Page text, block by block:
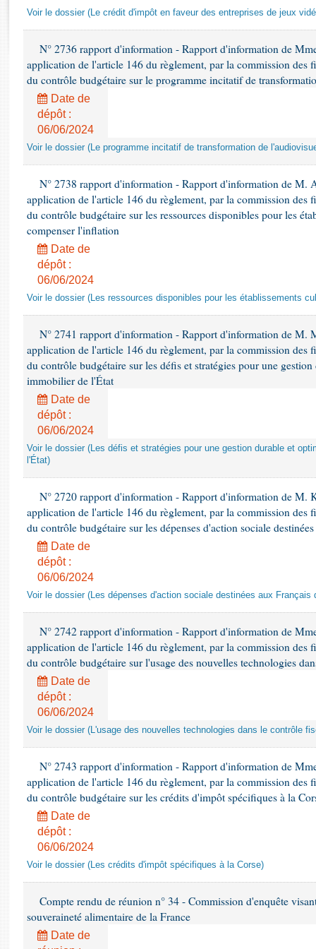
Rapports législatifs
Baromètre de l’application des lois
Dossiers législatifs
Budget et sécurité sociale
Questions écrites et orales
Comptes rendus des débats
Voir le dossier (Le crédit d'impôt en faveur des entreprises de jeux
N° 2736 rapport d'information - Rapport d'information de
application de l'article 146 du règlement, par la commission des
du contrôle budgétaire sur le programme incitatif de
Date de
dépôt :
06/06/2024
Voir le dossier (Le programme incitatif de transformation de
N° 2738 rapport d'information - Rapport d'information de M.
application de l'article 146 du règlement, par la commission des
du contrôle budgétaire sur les ressources disponibles pour les
compenser l'inflation
Date de
dépôt :
06/06/2024
Voir le dossier (Les ressources disponibles pour les établissements
N° 2741 rapport d'information - Rapport d'information de M.
application de l'article 146 du règlement, par la commission des
du contrôle budgétaire sur les défis et stratégies pour une
immobilier de l'État
Date de
dépôt :
06/06/2024
Voir le dossier (Les défis et stratégies pour une gestion durable et
l'État)
N° 2720 rapport d'information - Rapport d'information de M.
application de l'article 146 du règlement, par la commission des
du contrôle budgétaire sur les dépenses d'action sociale
Date de
dépôt :
06/06/2024
Voir le dossier (Les dépenses d'action sociale destinées aux Français
N° 2742 rapport d'information - Rapport d'information de
application de l'article 146 du règlement, par la commission des
du contrôle budgétaire sur l'usage des nouvelles technologies
Date de
dépôt :
06/06/2024
Voir le dossier (L'usage des nouvelles technologies dans le contrôle
N° 2743 rapport d'information - Rapport d'information de
application de l'article 146 du règlement, par la commission des
du contrôle budgétaire sur les crédits d'impôt spécifiques à la
Date de
dépôt :
06/06/2024
Voir le dossier (Les crédits d'impôt spécifiques à la Corse)
Compte rendu de réunion n° 34 - Commission d'enquête
souveraineté alimentaire de la France
Date de